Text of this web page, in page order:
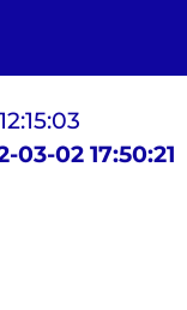
03-02 17:50:21